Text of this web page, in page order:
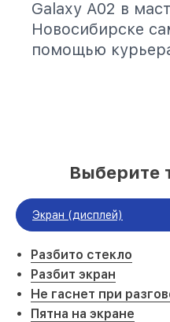
Galaxy A02 в
Новосибирске
помощью
Выберите
Экран (дисплей)
Разбито стекло
Разбит экран
Не гаснет при
Пятна на экране